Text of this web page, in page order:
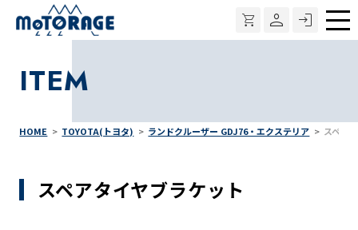
ITEM
HOME TOYOTA(トヨタ) ランドクルーザー GDJ76・エクステリア スペア
スペアタイヤブラケット
メ